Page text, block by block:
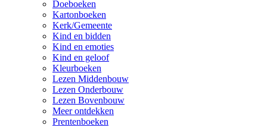
Doeboeken
Kartonboeken
Kerk/Gemeente
Kind en bidden
Kind en emoties
Kind en geloof
Kleurboeken
Lezen Middenbouw
Lezen Onderbouw
Lezen Bovenbouw
Meer ontdekken
Prentenboeken